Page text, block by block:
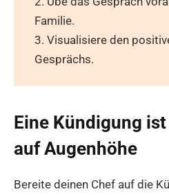
Familie.
3. Visualisiere den
Gesprächs.
Eine Kündigung
auf Augenhöhe
Bereite deinen Chef auf die